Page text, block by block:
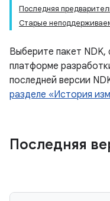
Последняя
Старые
Выберите пакет
платформе
последней версии
разделе «История
Последняя